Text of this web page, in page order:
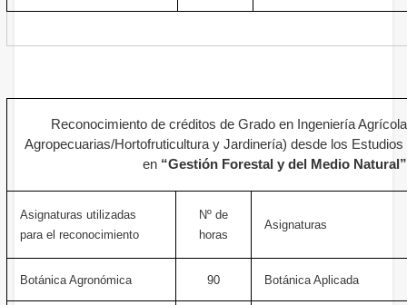
Reconocimiento de créditos de Grado en Ingeniería
Agropecuarias/Hortofruticultura y Jardinería) desde los
en “Gestión Forestal y del Medio Natural”
Asignaturas utilizadas
para el reconocimiento
Nº de
horas
Asignaturas
Botánica Agronómica 90 Botánica Aplicada